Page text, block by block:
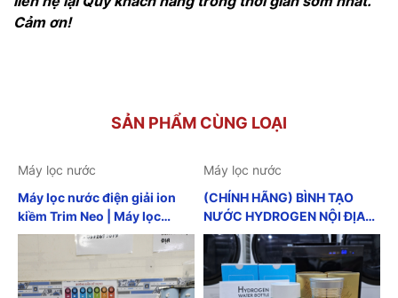
Cảm ơn!
SẢN PHẨM CÙNG LOẠI
Máy lọc nước
Máy lọc nước điện giải ion
kiềm Trim Neo | Máy lọc
nước ion kiềm nội địa nhật
Máy lọc nước
(CHÍNH HÃNG) BÌNH TẠO
NƯỚC HYDROGEN NỘI ĐỊA
NHẬT GIẢM BÉO GIẢM CÂN
GIẢM MỠ BỤNG CHỐNG LÃO
HOÁ ĐẸP DA TĂNG CƯỜNG
SỨC KHỎE